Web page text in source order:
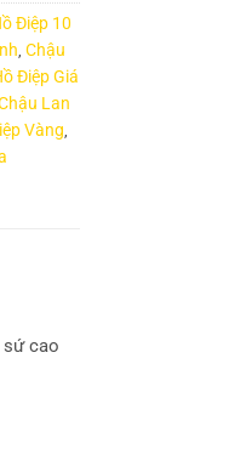
Điệp 10
, Chậu
Điệp Giá
Lan
Vàng,
sứ cao